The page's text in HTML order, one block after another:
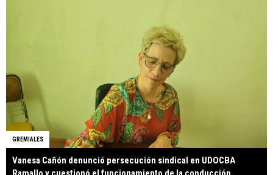
GREMIALES
Vanesa Cañón denunció persecución sindical en UDOCBA